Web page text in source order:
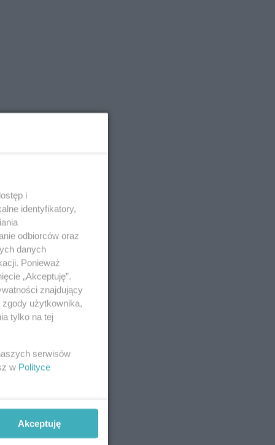
i
identyfikatory,
odbiorców oraz
danych
Ponieważ
„Akceptuję”.
znajdujący
użytkownika,
tylko na tej
serwisów
w Polityce
Akceptuję